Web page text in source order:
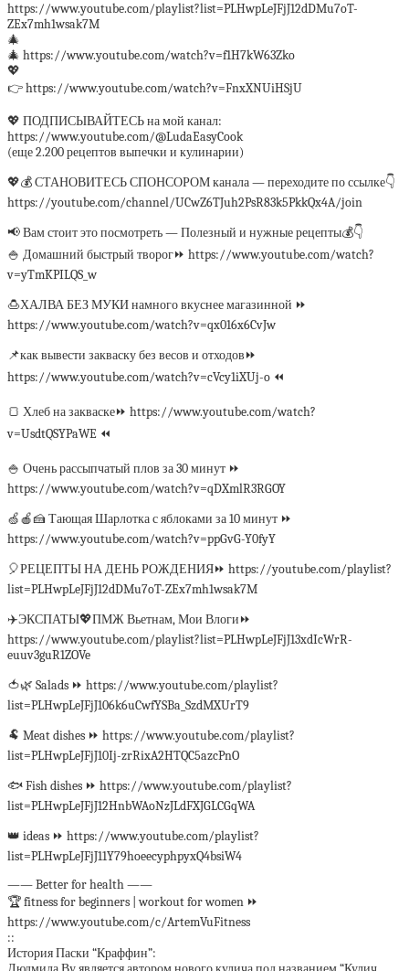
https://www.youtube.com/playlist?list=PLHwpLeJFjJ12dDMu7oT-
ZEx7mh1wsak7M
🎄
🎄 https://www.youtube.com/watch?v=f1H7kW63Zko
💖
👉 https://www.youtube.com/watch?v=FnxXNUiHSjU
💖 ПОДПИСЫВАЙТЕСЬ на мой канал:
https://www.youtube.com/@LudaEasyCook
(еще 2.200 рецептов выпечки и кулинарии)
💖💰 СТАНОВИТЕСЬ СПОНСОРОМ канала — переходите по ссылке👇
https://youtube.com/channel/UCwZ6TJuh2PsR83k5PkkQx4A/join
📢 Вам стоит это посмотреть — Полезный и нужные рецепты💰👇
🍚 Домашний быстрый творог⏩ https://www.youtube.com/watch?
v=yTmKPILQS_w
🍮ХАЛВА БЕЗ МУКИ намного вкуснее магазинной ⏩
https://www.youtube.com/watch?v=qx016x6CvJw
📌как вывести закваску без весов и отходов⏩
https://www.youtube.com/watch?v=cVcy1iXUj-o ⏪
🍞 Хлеб на закваске⏩ https://www.youtube.com/watch?
v=UsdtQSYPaWE ⏪
🍚 Очень рассыпчатый плов за 30 минут ⏩
https://www.youtube.com/watch?v=qDXmlR3RGOY
🍏🍎🍰 Тающая Шарлотка с яблоками за 10 минут ⏩
https://www.youtube.com/watch?v=ppGvG-Y0fyY
🎈РЕЦЕПТЫ НА ДЕНЬ РОЖДЕНИЯ⏩ https://youtube.com/playlist?
list=PLHwpLeJFjJ12dDMu7oT-ZEx7mh1wsak7M
✈️ЭКСПАТЫ💖ПМЖ Вьетнам, Мои Влоги⏩
https://www.youtube.com/playlist?list=PLHwpLeJFjJ13xdIcWrR-
euuv3guR1ZOVe
🍅🌿 Salads ⏩ https://www.youtube.com/playlist?
list=PLHwpLeJFjJ106k6uCwfYSBa_SzdMXUrT9
🐏 Meat dishes ⏩ https://www.youtube.com/playlist?
list=PLHwpLeJFjJ10Ij-zrRixA2HTQC5azcPnO
🐟 Fish dishes ⏩ https://www.youtube.com/playlist?
list=PLHwpLeJFjJ12HnbWAoNzJLdFXJGLCGqWA
👑 ideas ⏩ https://www.youtube.com/playlist?
list=PLHwpLeJFjJ11Y79hoeecyphpyxQ4bsiW4
—— Better for health ——
🏆 fitness for beginners | workout for women ⏩
https://www.youtube.com/c/ArtemVuFitness
::
История Паски “Краффин”: